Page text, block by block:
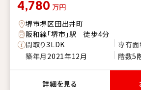
4,780 万円
堺市堺区田出井町
阪和線「堺市」駅 徒歩4分
間取り3LDK 専有面
築年月 2021年12月 階数5
詳細を見る